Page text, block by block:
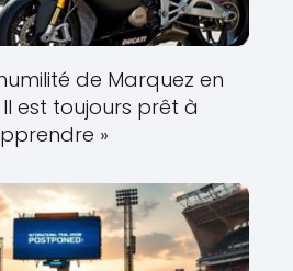
de Marquez en
Il est toujours prêt à
»